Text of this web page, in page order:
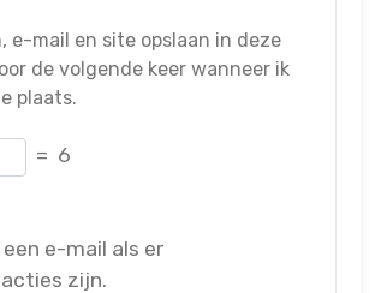
e-mail en site opslaan in deze
de volgende keer wanneer ik
plaats.
= 6
e-mail als er
zijn.